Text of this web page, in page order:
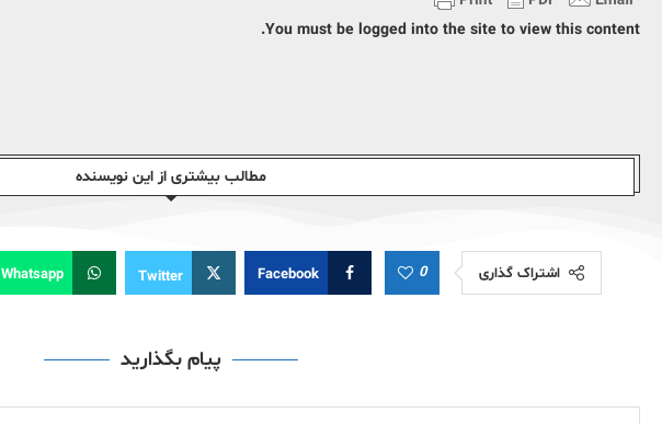
You must be logged into the site to view this content.
مطالب بیشتری از این نویسندە
اشتراک گذاری 0
Facebook
Twitter
Whatsapp
پیام بگذارید